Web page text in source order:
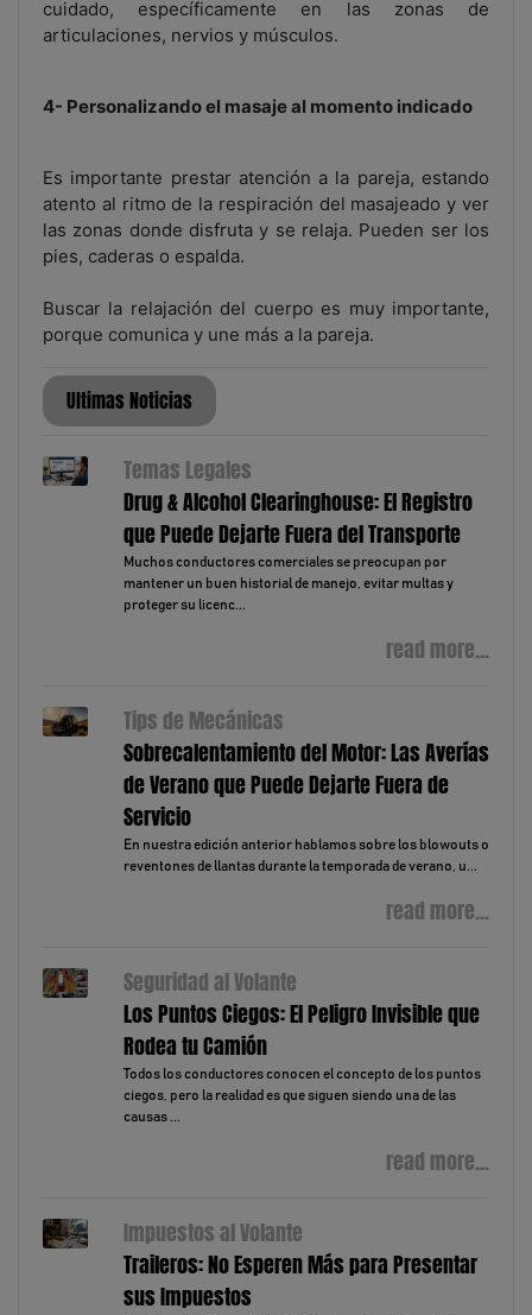
cuidado, específicamente en las zonas de
articulaciones, nervios y músculos.
4- Personalizando el masaje al momento indicado
Es importante prestar atención a la pareja, estando
atento al ritmo de la respiración del masajeado y ver
las zonas donde disfruta y se relaja. Pueden ser los
pies, caderas o espalda.
Buscar la relajación del cuerpo es muy importante,
porque comunica y une más a la pareja.
Ultimas Noticias
Temas Legales
Drug & Alcohol Clearinghouse: El Registro
que Puede Dejarte Fuera del Transporte
Muchos conductores comerciales se preocupan por
mantener un buen historial de manejo, evitar multas y
proteger su licenc...
read more...
Tips de Mecánicas
Sobrecalentamiento del Motor: Las Averías
de Verano que Puede Dejarte Fuera de
Servicio
En nuestra edición anterior hablamos sobre los blowouts o
reventones de llantas durante la temporada de verano, u...
read more...
Seguridad al Volante
Los Puntos Ciegos: El Peligro Invisible que
Rodea tu Camión
Todos los conductores conocen el concepto de los puntos
ciegos, pero la realidad es que siguen siendo una de las
causas ...
read more...
Impuestos al Volante
Traileros: No Esperen Más para Presentar
sus Impuestos